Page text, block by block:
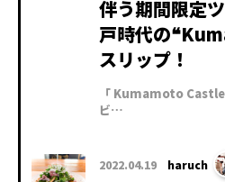
伴う期間限定
戸時代の
スリップ！
「 Kumamoto
ビ…
2022.04.19 haruch